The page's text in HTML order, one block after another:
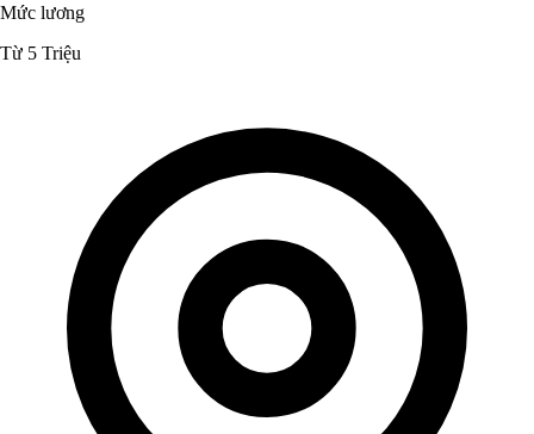
Mức lương
Từ 5 Triệu